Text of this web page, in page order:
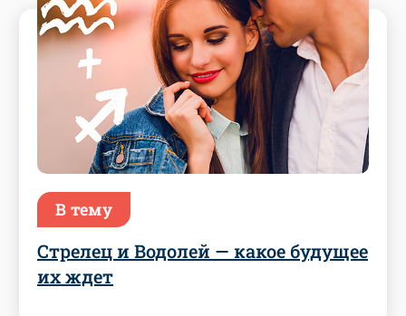
В тему
Стрелец и Водолей — какое будущее
их ждет